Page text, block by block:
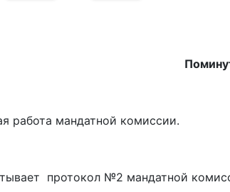
работа мандатной комиссии.
протокол №2 мандатной